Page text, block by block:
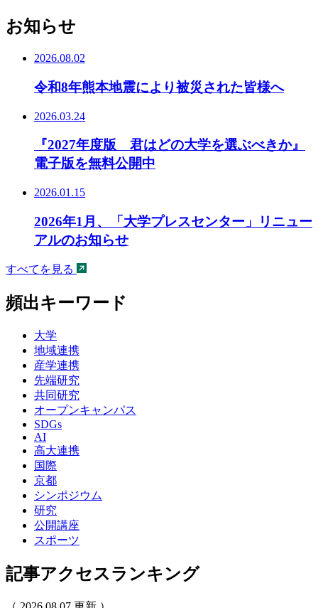
お知らせ
2026.08.02
令和8年熊本地震により被災された皆様へ
2026.03.24
『2027年度版 君はどの大学を選ぶべきか』
電子版を無料公開中
2026.01.15
2026年1月、「大学プレスセンター」リニュー
アルのお知らせ
すべてを見る
頻出キーワード
大学
地域連携
産学連携
先端研究
共同研究
オープンキャンパス
SDGs
AI
高大連携
国際
京都
シンポジウム
研究
公開講座
スポーツ
記事アクセスランキング